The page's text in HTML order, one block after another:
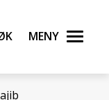
Meny